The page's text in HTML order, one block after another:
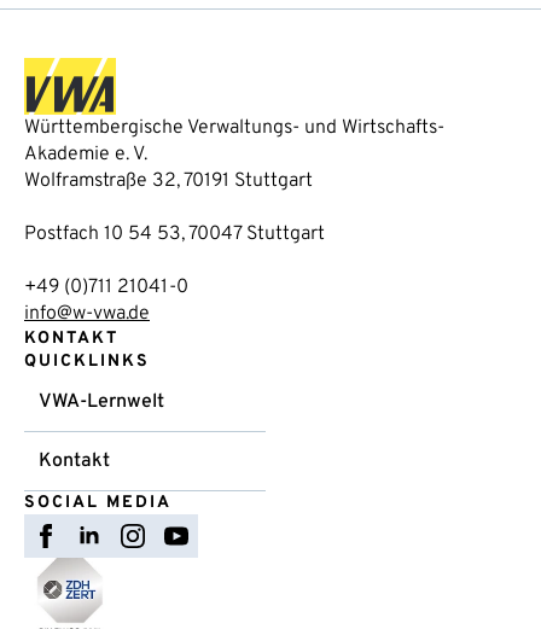
Württembergische Verwaltungs- und Wirtschafts-
Akademie e. V.
Wolframstraße 32, 70191 Stuttgart
Postfach 10 54 53, 70047 Stuttgart
+49 (0)711 21041-0
info@w-vwa.de
KONTAKT
QUICKLINKS
VWA-Lernwelt
Kontakt
SOCIAL MEDIA